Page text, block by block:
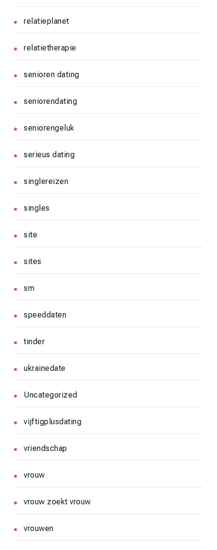
relatieplanet
relatietherapie
senioren dating
seniorendating
seniorengeluk
serieus dating
singlereizen
singles
site
sites
sm
speeddaten
tinder
ukrainedate
Uncategorized
vijftigplusdating
vriendschap
vrouw
vrouw zoekt vrouw
vrouwen